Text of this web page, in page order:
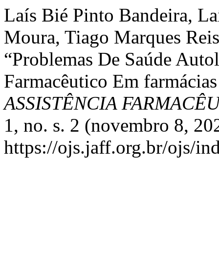
Laís Bié Pinto Bandeira,
Moura, Tiago Marques
“Problemas De Saúde
Farmacêutico Em
ASSISTÊNCIA
1, no. s. 2 (novembro 8,
https://ojs.jaff.org.br/ojs/